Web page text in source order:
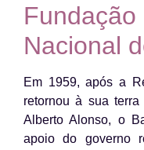
Nacional
Em 1959, após a
retornou à sua
Alberto Alonso, o
apoio do governo